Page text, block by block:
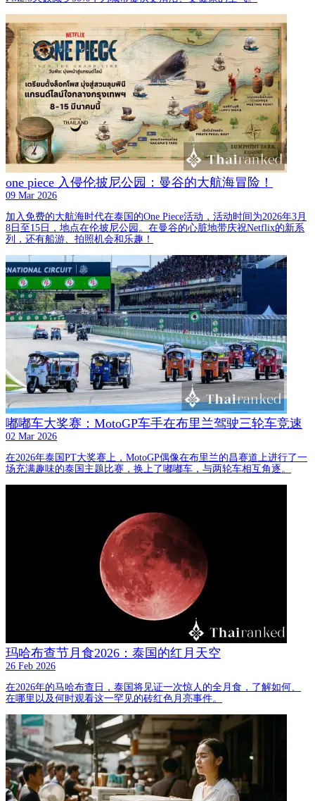
one piece 入侵伦披尼公园：曼谷的大航海冒险！
09 Mar 2026
加入免费的大航海时代在泰国的One Piece活动，活动时间为2026年3月
8日至15日，地点在伦披尼公园。在曼谷的心脏地带庆祝Netflix的新系
列，还有船游、拍照机会和乐趣！
嘟嘟车大奖赛：MotoGP车手在布里兰驾驶三轮车竞速
02 Mar 2026
在2026年泰国PT大奖赛上，MotoGP偶像在布里兰的昌赛道上进行了一
场充满趣味的泰国主题比赛，换上了嘟嘟车，与两轮车相互角逐。
玛哈布查节月食2026：泰国的红月天空
26 Feb 2026
在2026年的马哈布查日，泰国将见证一次惊人的全月食，了解如何、
在哪里以及何时观看这一罕见的砖红色月亮事件。